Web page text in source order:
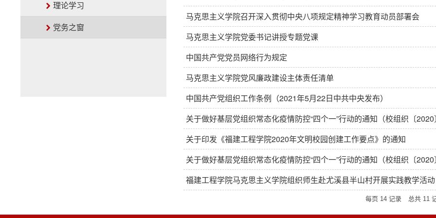
理论学习
党务之窗
马克思主义学院召开深入贯彻中央八项规定精神学习教育动员部署会
马克思主义学院党委书记讲授专题党课
中国共产党党员网络行为规定
马克思主义学院党风廉政建设主体责任清单
中国共产党组织工作条例（2021年5月22日中共中央发布）
关于做好基层党组织常态化疫情防控“四个一”行动的通知（校组织〔
关于印发《福建工程学院2020年文明校园创建工作要点》的通知
关于做好基层党组织常态化疫情防控“四个一”行动的通知（校组织〔
福建工程学院马克思主义学院组织师生赴尤溪县半山村开展实践教学活动
每页 14 记录 总共 11